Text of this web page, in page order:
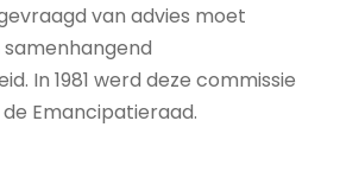
van advies moet
In 1981 werd deze commissie
Emancipatieraad.